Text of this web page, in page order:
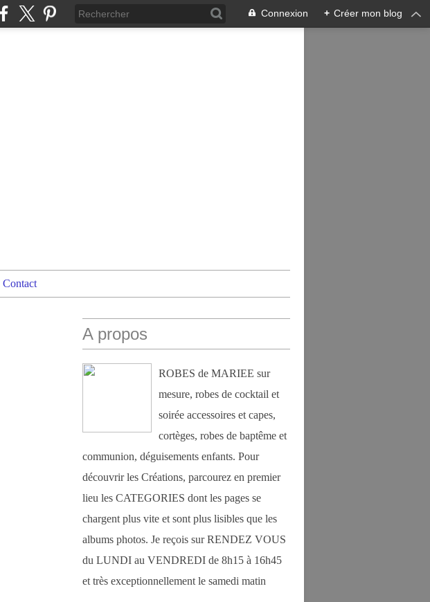
Connexion + Créer mon blog
Contact
A propos
ROBES de MARIEE sur
mesure, robes de cocktail et
soirée accessoires et capes,
cortèges, robes de baptême et
communion, déguisements enfants. Pour
découvrir les Créations, parcourez en premier
lieu les CATEGORIES dont les pages se
chargent plus vite et sont plus lisibles que les
albums photos. Je reçois sur RENDEZ VOUS
du LUNDI au VENDREDI de 8h15 à 16h45
et très exceptionnellement le samedi matin